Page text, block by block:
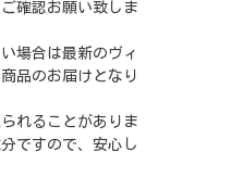
確認お願い致しま
場合は最新のヴィ
品のお届けとなり
れることがありま
ですので、安心し